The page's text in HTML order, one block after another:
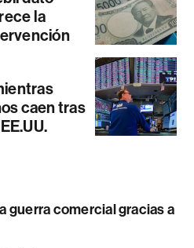
la
caen tras
guerra comercial gracias a